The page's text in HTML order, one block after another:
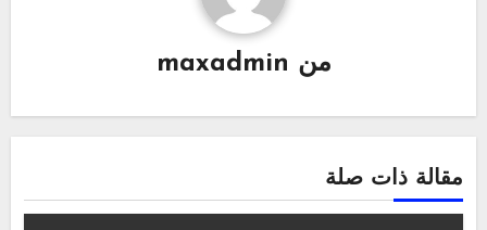
من maxadmin
مقالة ذات صلة